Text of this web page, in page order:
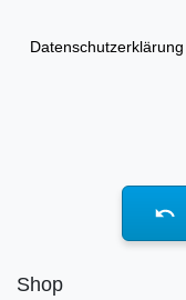
Daten­schutz­erklärung
Shop